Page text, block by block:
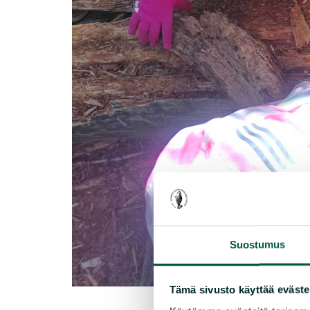
Suostumus
Tämä sivusto käyttää